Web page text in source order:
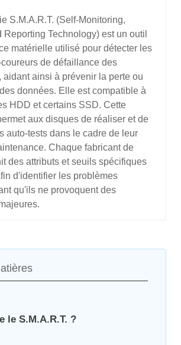
S.M.A.R.T. (Self-Monitoring,
Technology) est un outil
matérielle utilisé pour détecter les
de défaillance des
aidant ainsi à prévenir la perte ou
données. Elle est compatible à
HDD et certains SSD. Cette
aux disques de réaliser et de
auto-tests dans le cadre de leur
Chaque fabricant de
des attributs et seuils spécifiques
d'identifier les problèmes
qu'ils ne provoquent des
le S.M.A.R.T. ?